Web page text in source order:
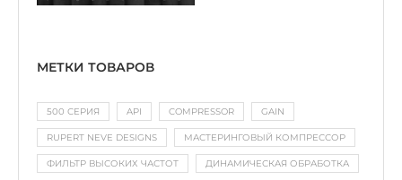
МЕТКИ ТОВАРОВ
500 СЕРИЯ API COMPRESSOR GAIN
RUPERT NEVE DESIGNS МАСТЕРИНГОВЫЙ КОМПРЕССОР
ФИЛЬТР ВЫСОКИХ ЧАСТОТ ДИНАМИЧЕСКАЯ ОБРАБОТКА